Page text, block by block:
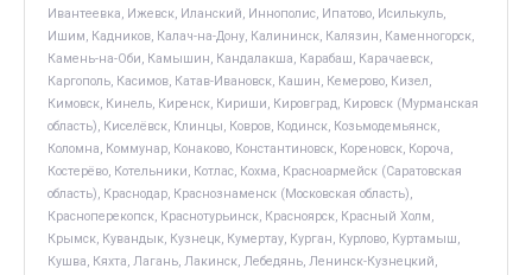
Ивантеевка, Ижевск, Иланский, Иннополис, Ипатово, Исилькуль,
Ишим, Кадников, Калач-на-Дону, Калининск, Калязин, Каменногорск,
Камень-на-Оби, Камышин, Кандалакша, Карабаш, Карачаевск,
Каргополь, Касимов, Катав-Ивановск, Кашин, Кемерово, Кизел,
Кимовск, Кинель, Киренск, Кириши, Кировград, Кировск (Мурманская
область), Киселёвск, Клинцы, Ковров, Кодинск, Козьмодемьянск,
Коломна, Коммунар, Конаково, Константиновск, Кореновск, Короча,
Костерёво, Котельники, Котлас, Кохма, Красноармейск (Саратовская
область), Краснодар, Краснознаменск (Московская область),
Красноперекопск, Краснотурьинск, Красноярск, Красный Холм,
Крымск, Кувандык, Кузнецк, Кумертау, Курган, Курлово, Куртамыш,
Кушва, Кяхта, Лагань, Лакинск, Лебедянь, Ленинск-Кузнецкий,